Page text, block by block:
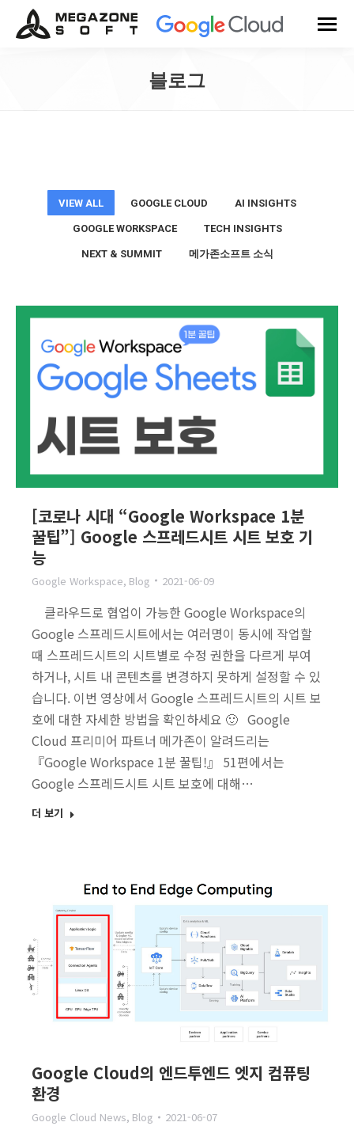
블로그
VIEW ALL GOOGLE CLOUD AI INSIGHTS
GOOGLE WORKSPACE TECH INSIGHTS
NEXT & SUMMIT 메가존소프트 소식
[코로나 시대 “Google Workspace 1분
꿀팁”] Google 스프레드시트 시트 보호 기
능
Google Workspace, Blog 2021-06-09
클라우드로 협업이 가능한 Google Workspace의
Google 스프레드시트에서는 여러명이 동시에 작업할
때 스프레드시트의 시트별로 수정 권한을 다르게 부여
하거나, 시트 내 콘텐츠를 변경하지 못하게 설정할 수 있
습니다. 이번 영상에서 Google 스프레드시트의 시트 보
호에 대한 자세한 방법을 확인하세요 🙂 Google
Cloud 프리미어 파트너 메가존이 알려드리는
『Google Workspace 1분 꿀팁!』 51편에서는
Google 스프레드시트 시트 보호에 대해…
더 보기
Google Cloud의 엔드투엔드 엣지 컴퓨팅
환경
Google Cloud News, Blog 2021-06-07